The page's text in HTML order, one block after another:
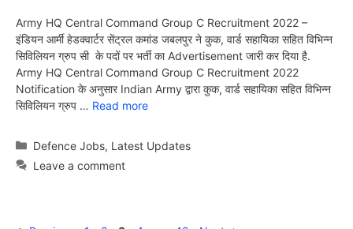
Army HQ Central Command Group C Recruitment 2022 –
इंडियन आर्मी हेडक्वार्टर सेंट्रल कमांड जबलपुर ने कुक, वार्ड सहायिका सहित विभिन्न
सिविलियन ग्रुप सी के पदों पर भर्ती का Advertisement जारी कर दिया है.
Army HQ Central Command Group C Recruitment 2022
Notification के अनुसार Indian Army द्वारा कुक, वार्ड सहायिका सहित विभिन्न
सिविलियन ग्रुप … Read more
Categories
Defence Jobs, Latest Updates
Leave a comment